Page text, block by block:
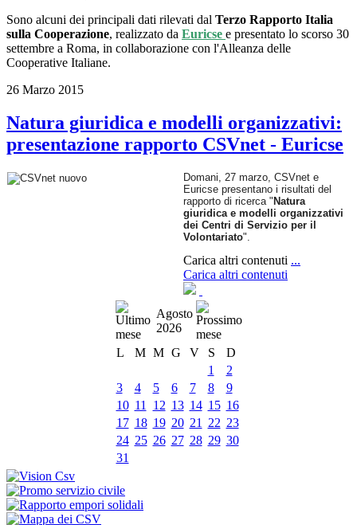
Sono alcuni dei principali dati rilevati dal Terzo Rapporto Italia
sulla Cooperazione, realizzato da Euricse e presentato lo scorso 30
settembre a Roma, in collaborazione con l'Alleanza delle
Cooperative Italiane.
26 Marzo 2015
Natura giuridica e modelli organizzativi:
presentazione rapporto CSVnet - Euricse
Domani, 27 marzo, CSVnet e
Euricse presentano i risultati del
rapporto di ricerca " Natura
giuridica e modelli organizzativi
dei Centri di Servizio per il
Volontariato".
Carica altri contenuti ...
Carica altri contenuti
Agosto
2026
L
M M G V S
D
1
2
3
4 5 6 7 8
9
10 11 12 13 14 15 16
17 18 19 20 21 22 23
24 25 26 27 28 29 30
31